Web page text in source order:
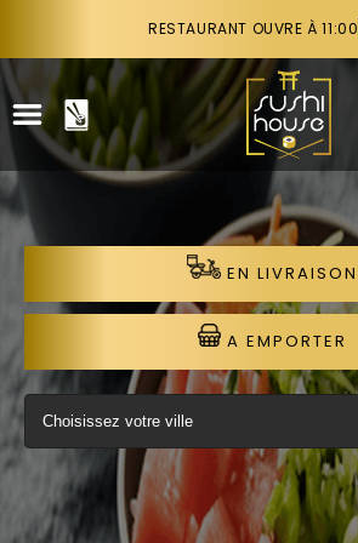
RESTAURANT OUVRE À 11:00
VOTRE COMPTE
NOTRE RESTAURANT
VOS AVIS
EN LIVRAISON
A EMPORTER